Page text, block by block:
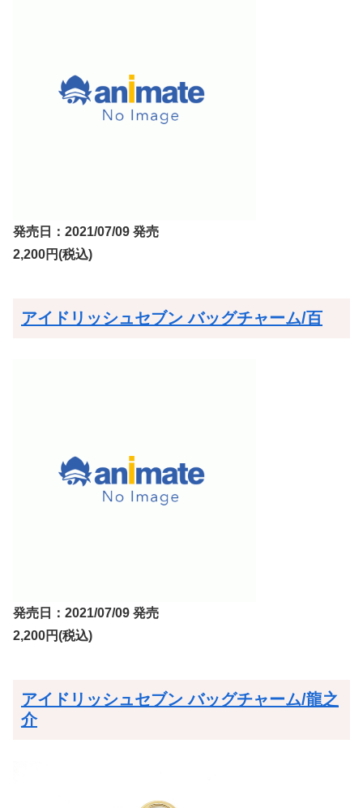
発売日：2021/07/09 発売
2,200円(税込)
アイドリッシュセブン バッグチャーム/百
発売日：2021/07/09 発売
2,200円(税込)
アイドリッシュセブン バッグチャーム/龍之
介